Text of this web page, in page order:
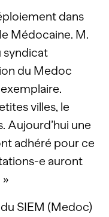
dans
Médocaine. M.
syndicat
du Medoc
villes, le
Aujourd’hui une
adhéré pour ce
e auront
SIEM (Medoc)